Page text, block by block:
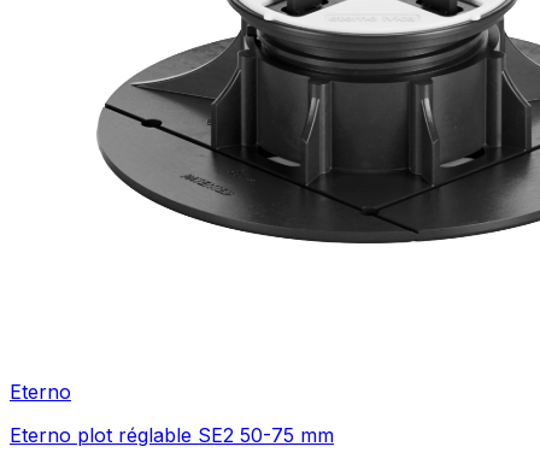
Eterno
Eterno plot réglable SE2 50-75 mm